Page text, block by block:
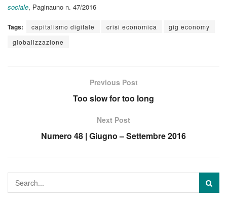
sociale, Paginauno n. 47/2016
Tags: capitalismo digitale crisi economica
gig economy
globalizzazione
Previous Post
Too slow for too long
Next Post
Numero 48 | Giugno – Settembre 2016